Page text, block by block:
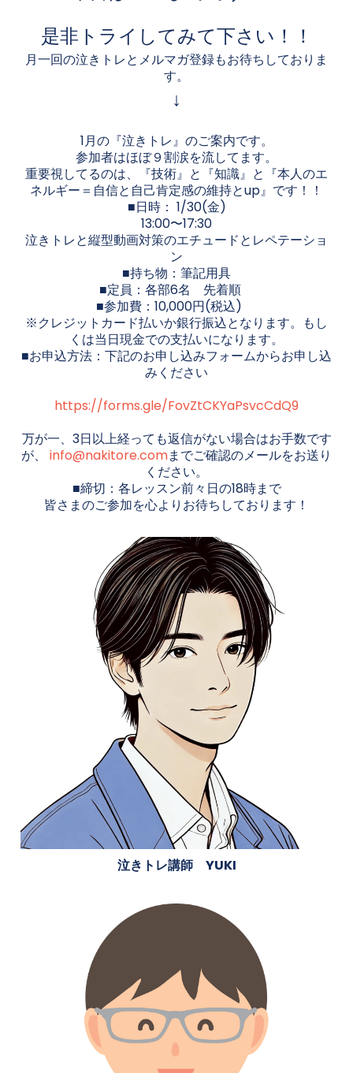
是非トライしてみて下さい！！
月一回の泣きトレとメルマガ登録もお待ちしておりま
す。
↓
1月の『泣きトレ』のご案内です。
参加者はほぼ９割涙を流してます。
重要視してるのは、『技術』と『知識』と『本人のエ
ネルギー＝自信と自己肯定感の維持とup』です！！
■日時： 1/30(金)
13:00〜17:30
泣きトレと縦型動画対策のエチュードとレペテーショ
ン
■持ち物：筆記用具
■定員：各部6名 先着順
■参加費：10,000円(税込)
※クレジットカード払いか銀行振込となります。もし
くは当日現金での支払いになります。
■お申込方法：下記のお申し込みフォームからお申し込
みください
https://forms.gle/FovZtCKYaPsvcCdQ9
万が一、3日以上経っても返信がない場合はお手数です
が、 info@nakitore.comまでご確認のメールをお送り
ください。
■締切：各レッスン前々日の18時まで
皆さまのご参加を心よりお待ちしております！
泣きトレ講師 YUKI